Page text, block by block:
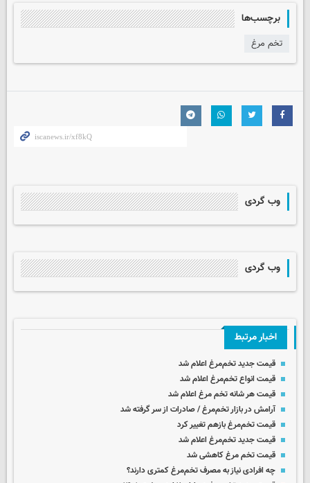
برچسب‌ها
تخم مرغ
وب گردی
وب گردی
اخبار مرتبط
قیمت جدید تخم‌مرغ اعلام شد
قیمت انواع تخم‌مرغ اعلام شد
قیمت هر شانه تخم مرغ اعلام شد
آرامش در بازار تخم‌مرغ / صادرات از سر گرفته شد
قیمت تخم‌مرغ بازهم تغییر کرد
قیمت جدید تخم‌مرغ اعلام شد
قیمت تخم مرغ کاهشی شد
چه افرادی نیاز به مصرف تخم‌مرغ کمتری دارند؟